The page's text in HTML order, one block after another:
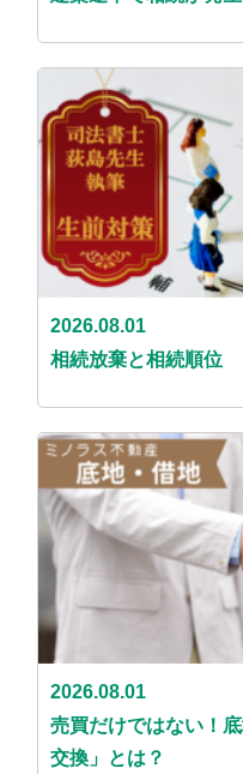
2026.08.01
相続放棄と相続順位
2026.08.01
売買だけではない！
交換」とは？